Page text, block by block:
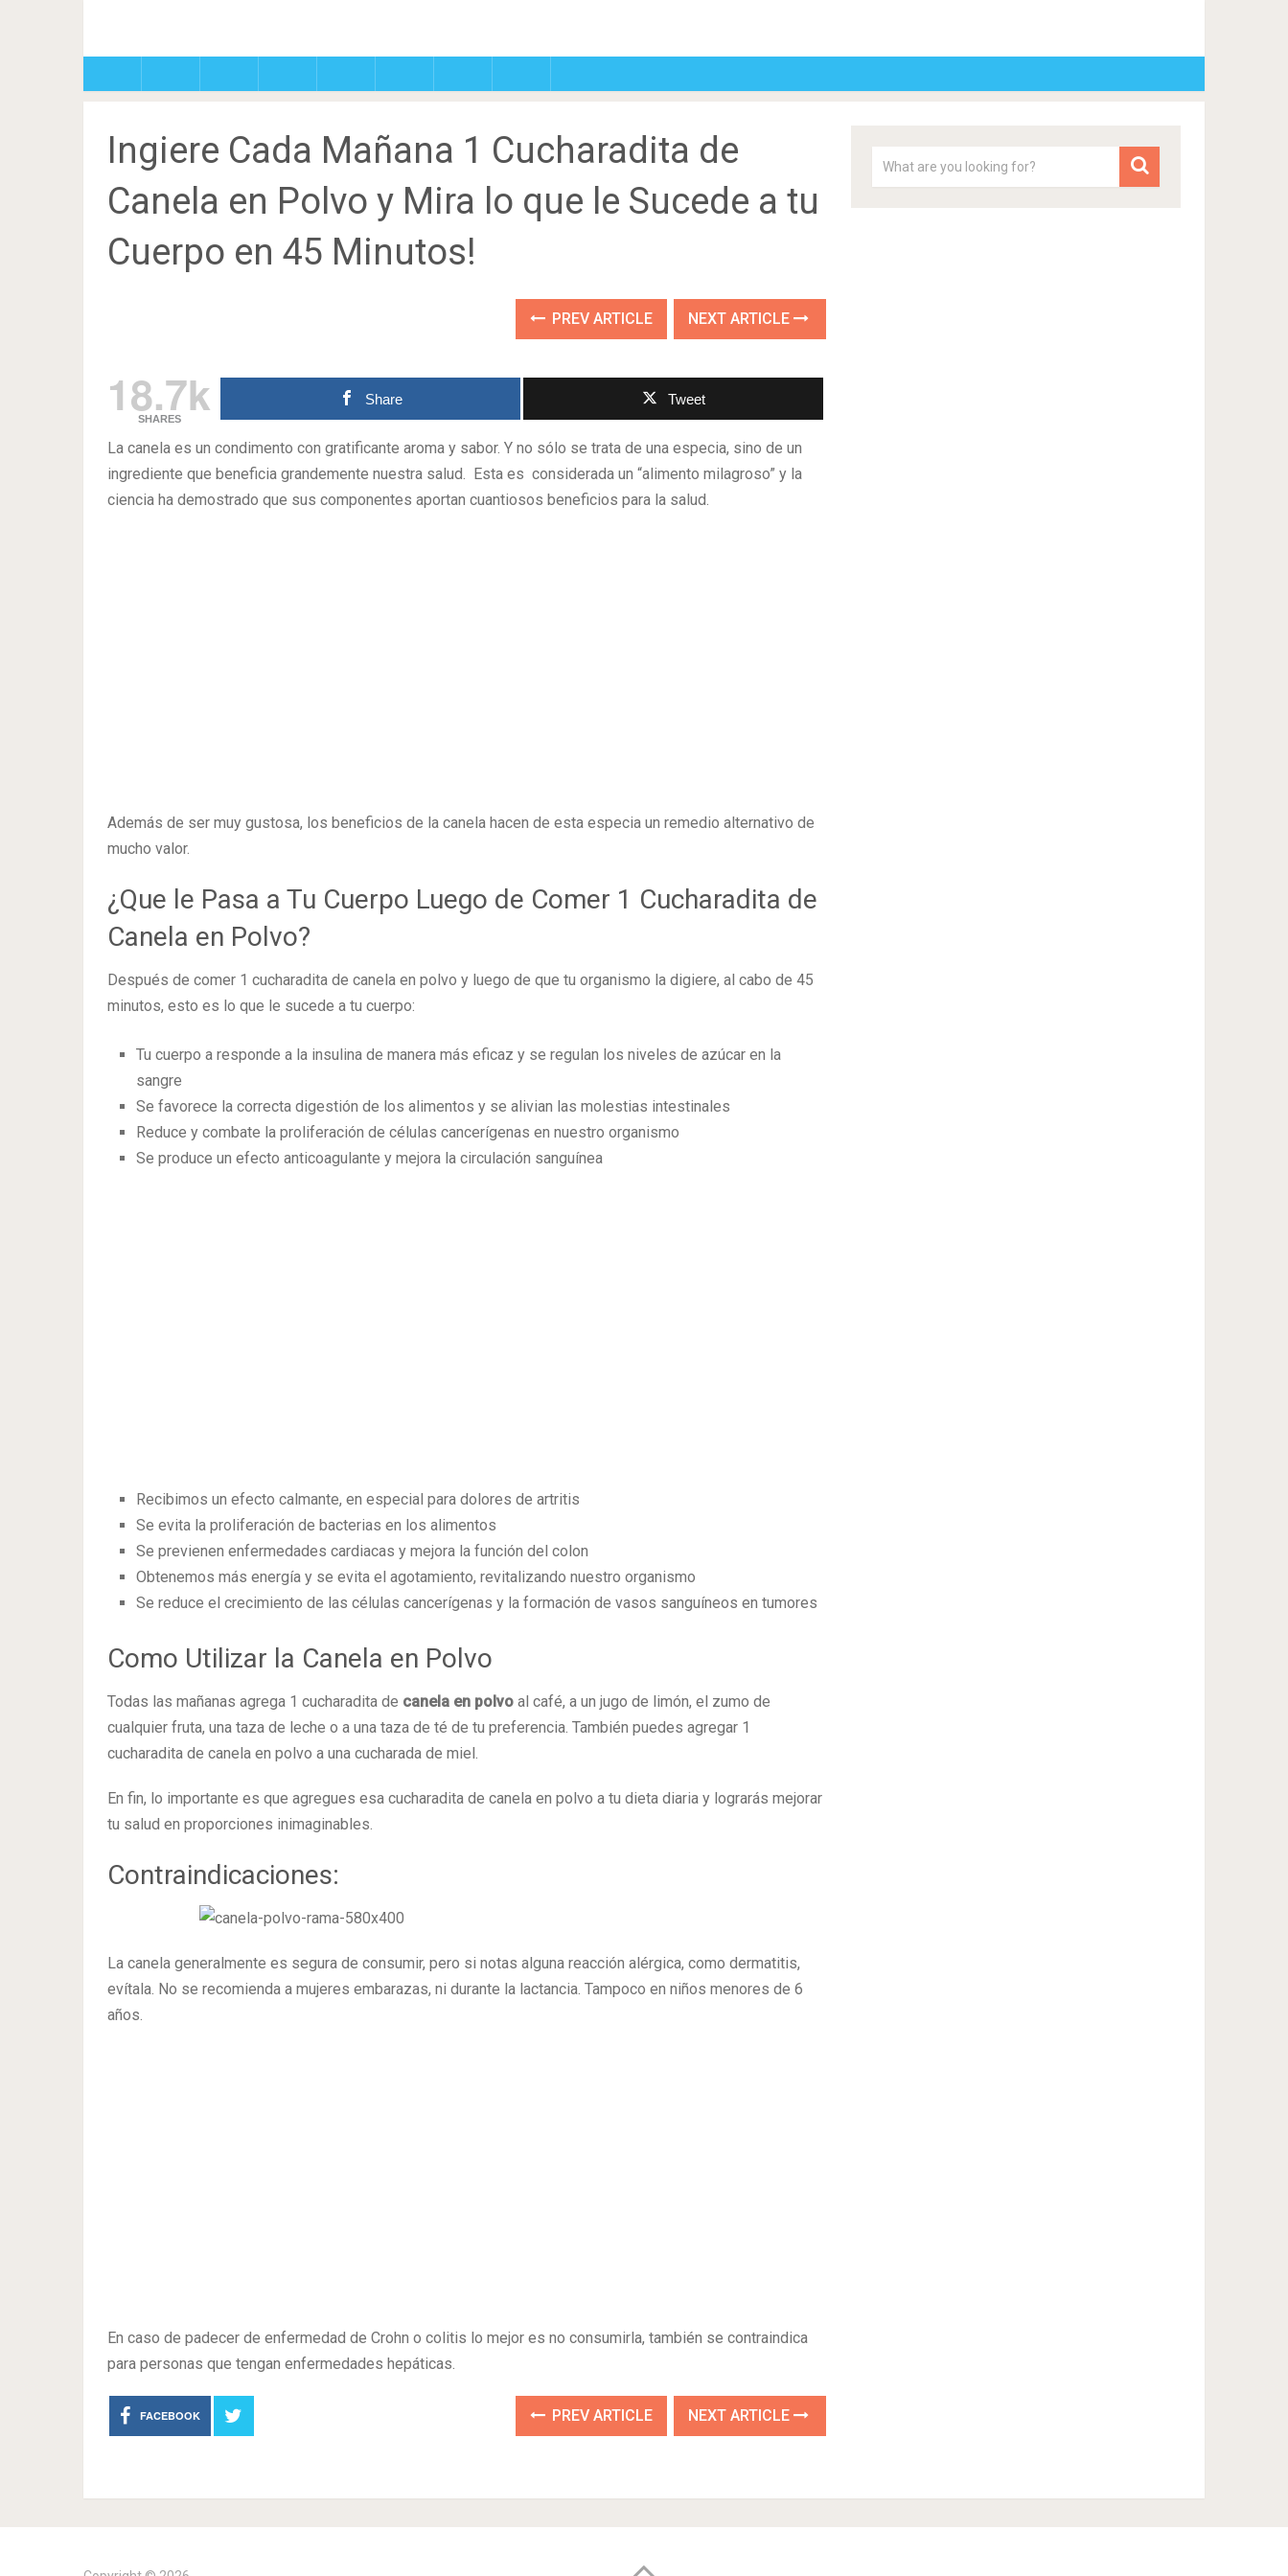
Ingiere Cada Mañana 1 Cucharadita de
Canela en Polvo y Mira lo que le Sucede a tu
Cuerpo en 45 Minutos!
PREV ARTICLE NEXT ARTICLE
18.7k
SHARES
Share Tweet
La canela es un condimento con gratificante aroma y sabor. Y no sólo se trata de una especia, sino de un
ingrediente que beneficia grandemente nuestra salud. Esta es considerada un “alimento milagroso” y la
ciencia ha demostrado que sus componentes aportan cuantiosos beneficios para la salud.
Además de ser muy gustosa, los beneficios de la canela hacen de esta especia un remedio alternativo de
mucho valor.
¿Que le Pasa a Tu Cuerpo Luego de Comer 1 Cucharadita de
Canela en Polvo?
Después de comer 1 cucharadita de canela en polvo y luego de que tu organismo la digiere, al cabo de 45
minutos, esto es lo que le sucede a tu cuerpo:
Tu cuerpo a responde a la insulina de manera más eficaz y se regulan los niveles de azúcar en la
sangre
Se favorece la correcta digestión de los alimentos y se alivian las molestias intestinales
Reduce y combate la proliferación de células cancerígenas en nuestro organismo
Se produce un efecto anticoagulante y mejora la circulación sanguínea
Recibimos un efecto calmante, en especial para dolores de artritis
Se evita la proliferación de bacterias en los alimentos
Se previenen enfermedades cardiacas y mejora la función del colon
Obtenemos más energía y se evita el agotamiento, revitalizando nuestro organismo
Se reduce el crecimiento de las células cancerígenas y la formación de vasos sanguíneos en tumores
Como Utilizar la Canela en Polvo
Todas las mañanas agrega 1 cucharadita de canela en polvo al café, a un jugo de limón, el zumo de
cualquier fruta, una taza de leche o a una taza de té de tu preferencia. También puedes agregar 1
cucharadita de canela en polvo a una cucharada de miel.
En fin, lo importante es que agregues esa cucharadita de canela en polvo a tu dieta diaria y lograrás mejorar
tu salud en proporciones inimaginables.
Contraindicaciones:
La canela generalmente es segura de consumir, pero si notas alguna reacción alérgica, como dermatitis,
evítala. No se recomienda a mujeres embarazas, ni durante la lactancia. Tampoco en niños menores de 6
años.
En caso de padecer de enfermedad de Crohn o colitis lo mejor es no consumirla, también se contraindica
para personas que tengan enfermedades hepáticas.
FACEBOOK PREV ARTICLE NEXT ARTICLE